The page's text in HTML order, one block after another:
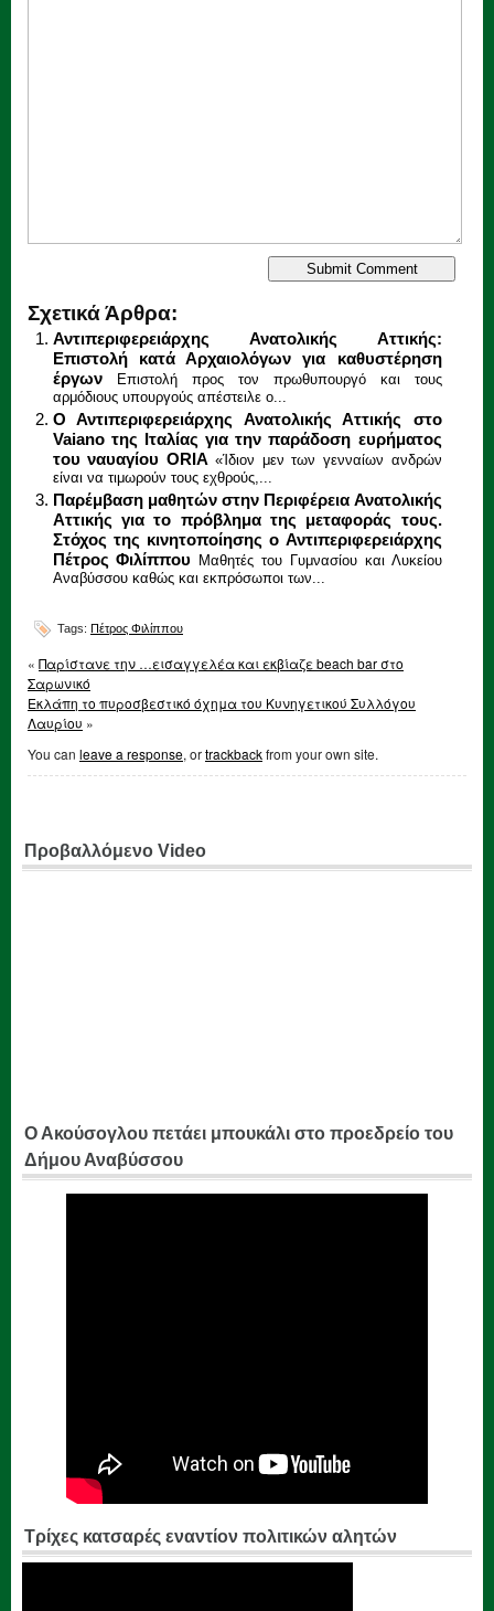
Σχετικά Άρθρα:
Αντιπεριφερειάρχης Ανατολικής Αττικής:
Επιστολή κατά Αρχαιολόγων για καθυστέρηση
έργων
Επιστολή προς τον πρωθυπουργό και τους
αρμόδιους υπουργούς απέστειλε ο...
Ο Αντιπεριφερειάρχης Ανατολικής Αττικής στο
Vaiano της Ιταλίας για την παράδοση ευρήματος
του ναυαγίου ORIA «Ίδιον μεν των γενναίων ανδρών
είναι να τιμωρούν τους εχθρούς,...
Παρέμβαση μαθητών στην Περιφέρεια Ανατολικής
Αττικής για το πρόβλημα της μεταφοράς τους.
Στόχος της κινητοποίησης ο Αντιπεριφερειάρχης
Πέτρος Φιλίππου
Μαθητές του Γυμνασίου και Λυκείου
Αναβύσσου καθώς και εκπρόσωποι των...
Tags: Πέτρος Φιλίππου
« Παρίστανε την …εισαγγελέα και εκβίαζε beach bar στο
Σαρωνικό
Εκλάπη το πυροσβεστικό όχημα του Κυνηγετικού Συλλόγου
Λαυρίου »
You can leave a response, ortrackbackfrom your own site.
Προβαλλόμενο Video
Ο Ακούσογλου πετάει μπουκάλι στο προεδρείο του
Δήμου Αναβύσσου
Τρίχες κατσαρές εναντίον πολιτικών αλητών